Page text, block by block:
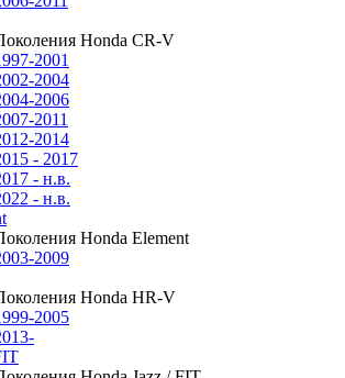
Honda CR-V
2001
2004
2006
2011
2014
- 2017
- н.в.
- н.в.
Honda Element
2009
Honda HR-V
2005